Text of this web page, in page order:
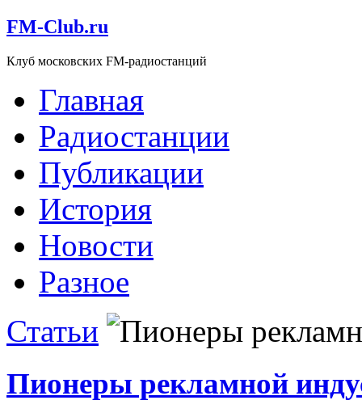
FM-Club.ru
Клуб московских FM-радиостанций
Главная
Радиостанции
Публикации
История
Новости
Разное
Статьи
Пионеры рекламной